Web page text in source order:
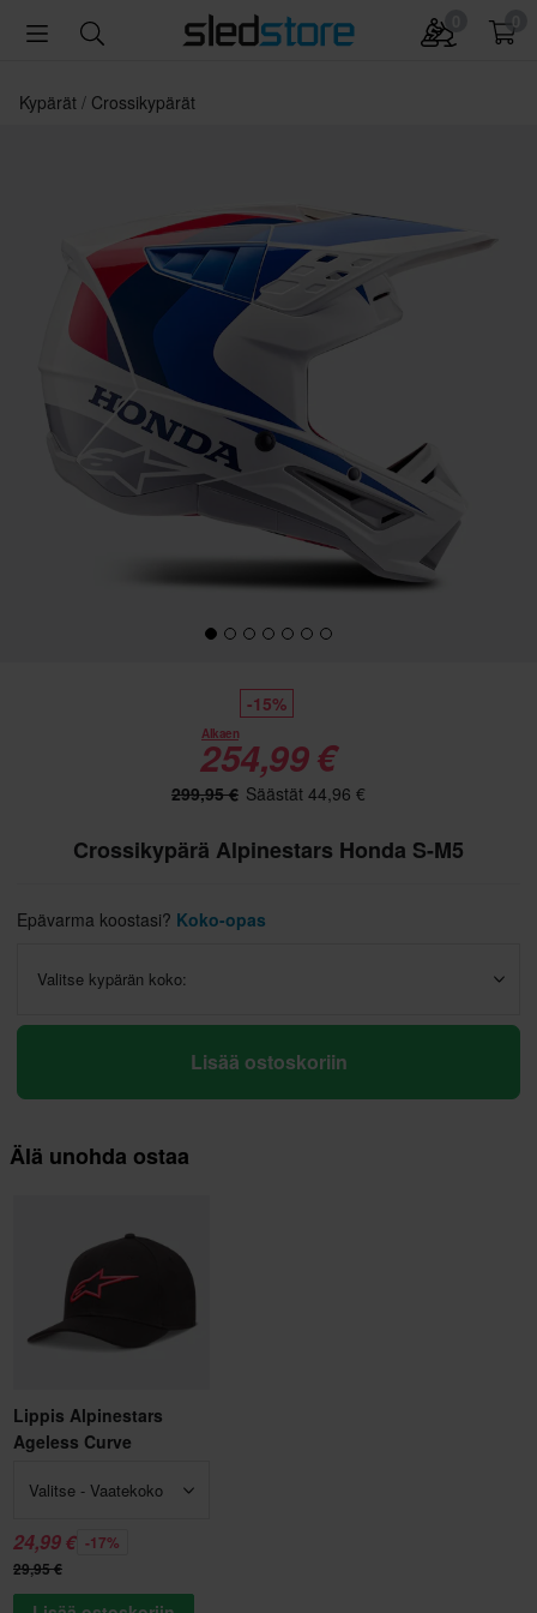
Kypärät Crossikypärät
-15%
Alkaen
254,99 €
299,95 € Säästät 44,96 €
Crossikypärä Alpinestars Honda S-M5
Epävarma koostasi? Koko-opas
Valitse kypärän koko:
Lisää ostoskoriin
Älä unohda ostaa
Lippis Alpinestars
Ageless Curve
Valitse - Vaatekoko
24,99 € -17%
29,95 €